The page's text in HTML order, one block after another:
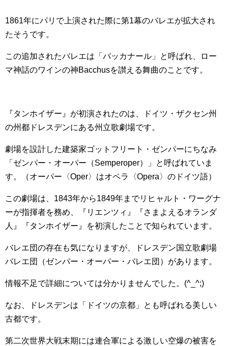
1861年にパリで上演された際に第1幕のバレエが拡大され
たそうです。
この追加されたバレエは「バッカナール」と呼ばれ、ロー
マ神話のワインの神Bacchusを讃える舞曲のことです。
『タンホイザー』が初演されたのは、ドイツ・ザクセン州
の州都ドレスデンにある州立歌劇場です。
劇場を設計した建築家ゴットフリート・ゼンパーにちなみ
「ゼンパー・オーパー（Semperoper）」と呼ばれていま
す。（オーパー〈Oper〉はオペラ〈Opera〉のドイツ語）
この劇場は、1843年から1849年までリヒャルト・ワーグナ
ーが指揮者を務め、『リエンツィ』『さまよえるオランダ
人』『タンホイザー』を初演したことで知られています。
バレエ団の存在も気になりますが、ドレスデン国立歌劇場
バレエ団（ゼンパー・オーパー・バレエ団）があります。
情報不足で詳細については分かりませんでした。(^_^;)
なお、ドレスデンは「ドイツの京都」とも呼ばれる美しい
古都です。
第二次世界大戦末期には連合軍による激しい空爆の被害を